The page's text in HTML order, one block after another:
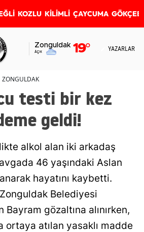
KOZLU KİLİMLİ ÇAYCUMA
Zonguldak
Açık 19° YAZARLAR
ZONGULDAK
testi bir kez
geldi!
alkol alan iki arkadaş
46 yaşındaki Aslan
hayatını kaybetti.
Belediyesi
gözaltına alınırken,
ortaya atılan yasaklı madde